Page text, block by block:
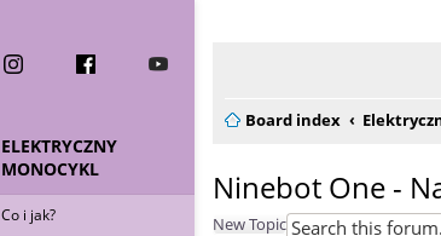
Board index
Ninebot One -
New Topic
ELEKTRYCZNY
MONOCYKL
Co i jak?